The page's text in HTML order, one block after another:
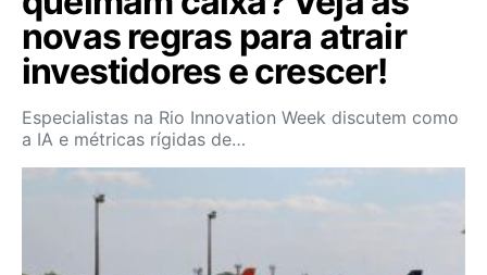
novas regras para atrair
investidores e crescer!
Especialistas na Rio Innovation Week discutem como
a IA e métricas rígidas de…